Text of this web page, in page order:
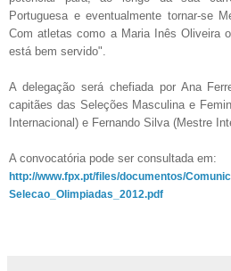
Portuguesa e eventualmente tornar-se
Com atletas como a Maria Inês Oliveira
está bem servido".
A delegação será chefiada por Ana
capitães das Seleções Masculina e
Internacional) e Fernando Silva (Mestre
A convocatória pode ser consultada em:
http://www.fpx.pt/files/documentos/
Selecao_Olimpiadas_2012.pdf